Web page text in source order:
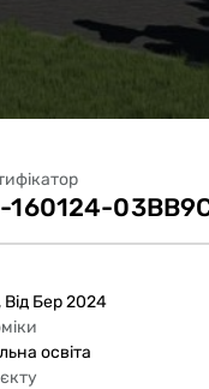
160124-
Від Бер 2024
освіта